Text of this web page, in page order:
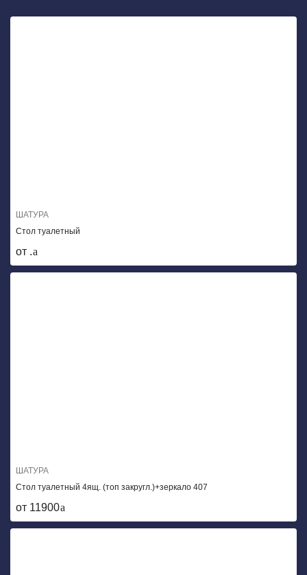
ШАТУРА
Стол туалетный
от .
ШАТУРА
Стол туалетный 4ящ. (топ закругл.)+зеркало 407
от 11900